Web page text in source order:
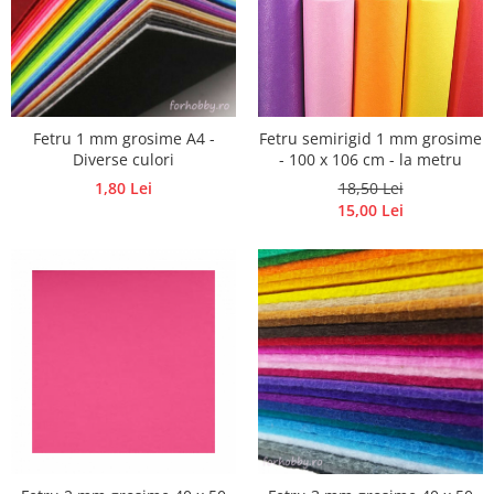
Hartie craft
Carton/Hartie efecte speciale
Carton/Hartie Scrapbooking
Carton/Hartie unicolor
Hartie creponata
Fetru 1 mm grosime A4 -
Diverse culori
1,80 Lei
Fetru semirigid 1 mm grosime
- 100 x 106 cm - la metru
18,50 Lei
15,00 Lei